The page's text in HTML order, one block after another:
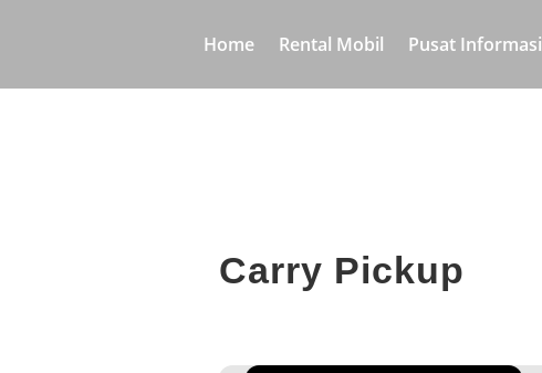
Home Rental Mobil Pusat Informasi
Carry Pickup